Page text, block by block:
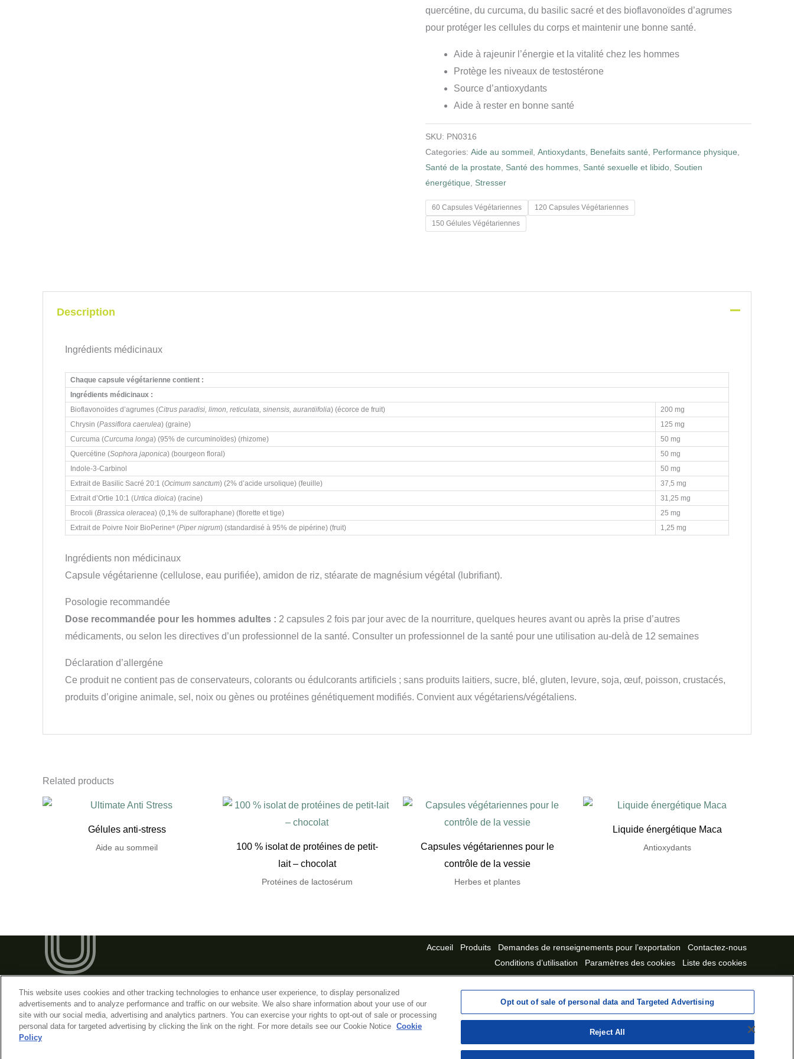
quercétine, du curcuma, du basilic sacré et des bioflavonoïdes d’agrumes
pour protéger les cellules du corps et maintenir une bonne santé.
Aide à rajeunir l’énergie et la vitalité chez les hommes
Protège les niveaux de testostérone
Source d’antioxydants
Aide à rester en bonne santé
SKU: PN0316
Categories: Aide au sommeil Antioxydants Benefaits santé Performance physique
Santé de la prostate
Santé des hommes Santé sexuelle et libido Soutien
énergétique
Stresser
60 Capsules Végétariennes
120 Capsules Végétariennes
150 Gélules Végétariennes
Description
Ingrédients médicinaux
Chaque capsule végétarienne contient :
Ingrédients médicinaux :
Bioflavonoïdes d’agrumes (Citrus paradisi, limon, reticulata, sinensis, aurantiifolia) (écorce de fruit)
200 mg
Chrysin (Passiflora caerulea) (graine)
125 mg
Curcuma (Curcuma longa) (95% de curcuminoïdes) (rhizome)
50 mg
Quercétine (Sophora japonica) (bourgeon floral)
50 mg
Indole-3-Carbinol
50 mg
Extrait de Basilic Sacré 20:1 (Ocimum sanctum) (2% d’acide ursolique) (feuille)
37,5 mg
Extrait d’Ortie 10:1 (Urtica dioica) (racine)
31,25 mg
Brocoli (Brassica oleracea) (0,1% de sulforaphane) (florette et tige)
25 mg
Extrait de Poivre Noir BioPerine®(Piper nigrum) (standardisé à 95% de pipérine) (fruit) 1,25 mg
Ingrédients non médicinaux
Capsule végétarienne (cellulose, eau purifiée), amidon de riz, stéarate de magnésium végétal (lubrifiant).
Posologie recommandée
Dose recommandée pour les hommes adultes : 2 capsules 2 fois par jour avec de la nourriture, quelques heures avant ou après la prise d’autres
médicaments, ou selon les directives d’un professionnel de la santé. Consulter un professionnel de la santé pour une utilisation au-delà de 12 semaines
Déclaration d’allergéne
Ce produit ne contient pas de conservateurs, colorants ou édulcorants artificiels ; sans produits laitiers, sucre, blé, gluten, levure, soja, œuf, poisson, crustacés,
produits d’origine animale, sel, noix ou gènes ou protéines génétiquement modifiés. Convient aux végétariens/végétaliens.
Related products
Gélules anti-stress
Aide au sommeil
100 % isolat de protéines de petit-
lait – chocolat
Protéines de lactosérum
Capsules végétariennes pour le
contrôle de la vessie
Herbes et plantes
Liquide énergétique Maca
Antioxydants
Accueil Produits Demandes de renseignements pour l’exportation
Contactez-nous
Conditions d’utilisation
Paramètres des cookies
Liste des cookies
Politique de confidentialité
© 2026 Assured Natural Distribution Inc.
This website uses cookies and other tracking technologies to enhance user experience, to display personalized
advertisements and to analyze performance and traffic on our website. We also share information about your use of our
site with our social media, advertising and analytics partners. You can exercise your rights to opt-out of sale or processing
personal data for targeted advertising by clicking the link on the right. For more details see our Cookie Notice Cookie
Policy
Opt out of sale of personal data and Targeted Advertising
Reject All